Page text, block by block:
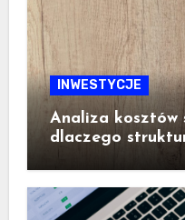
INWESTYCJE
Analiza kosztów
dlaczego
ogromne